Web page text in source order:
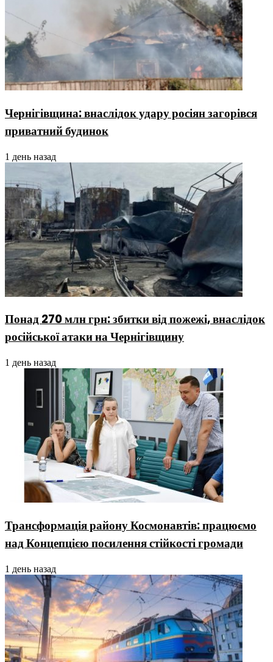
Чернігівщина: внаслідок удару росіян загорівся
приватний будинок
1 день назад
Понад 270 млн грн: збитки від пожежі, внаслідок
російської атаки на Чернігівщину
1 день назад
Трансформація району Космонавтів: працюємо
над Концепцією посилення стійкості громади
1 день назад